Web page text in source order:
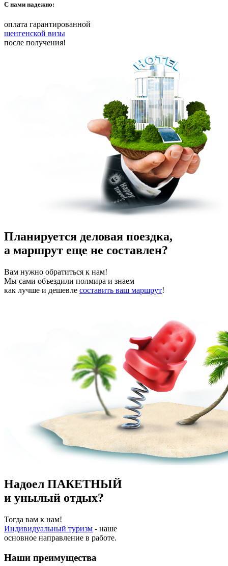
С нами надежно:
оплата гарантированной
шенгенской визы
после получения!
Планируется деловая поездка,
а маршрут еще не составлен?
Вам нужно обратиться к нам!
Мы сами объездили полмира и знаем
как лучше и дешевле составить ваш маршрут!
Надоел ПАКЕТНЫЙ
и унылый отдых?
Тогда вам к нам!
Индивидуальный туризм - наше
основное направление в работе.
Наши преимущества